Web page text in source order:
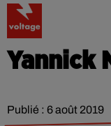
Yannick
Publié : 6 août 2019